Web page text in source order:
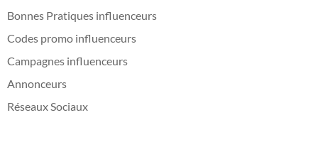
Bonnes Pratiques influenceurs
Codes promo influenceurs
Campagnes influenceurs
Annonceurs
Réseaux Sociaux